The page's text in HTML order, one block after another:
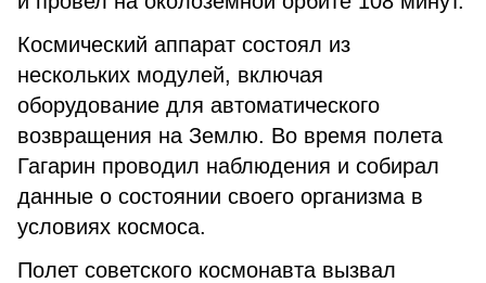
Космический аппарат состоял из
нескольких модулей, включая
оборудование для автоматического
возвращения на Землю. Во время полета
Гагарин проводил наблюдения и собирал
данные о состоянии своего организма в
условиях космоса.
Полет советского космонавта вызвал